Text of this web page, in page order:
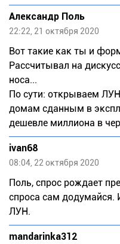
Александр Поль
22:22, 21 октября 2020
Вот такие как ты и
Рассчитывал на
носа...
По сути: открываем
домам сданным в
дешевле миллиона в
ivan68
08:04, 22 октября 2020
Поль, спрос рождает
спроса сам додумайся.
ЛУН.
mandarinka312